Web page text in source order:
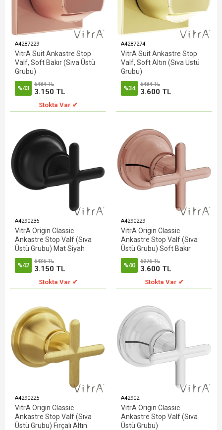
A4287229
VitrA Suit Ankastre Stop
Valf, Soft Bakır (Sıva Üstü
Grubu)
%43
5484 TL
3.150 TL
Stokta Var ✔
A4287274
VitrA Suit Ankastre Stop
Valf, Soft Altın (Sıva Üstü
Grubu)
%34
5484 TL
3.600 TL
A4290236
VitrA Origin Classic
Ankastre Stop Valf (Sıva
Üstü Grubu) Mat Siyah
%42
5435 TL
3.150 TL
Stokta Var ✔
A4290229
VitrA Origin Classic
Ankastre Stop Valf (Sıva
Üstü Grubu) Soft Bakır
%40
5976 TL
3.600 TL
Stokta Var ✔
A4290225
VitrA Origin Classic
Ankastre Stop Valf (Sıva
Üstü Grubu) Fırçalı Altın
A42902
VitrA Origin Classic
Ankastre Stop Valf (Sıva
Üstü Grubu)